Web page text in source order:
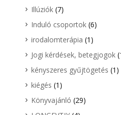
Illúziók(7)
Induló csoportok(6)
irodalomterápia (1)
Jogi kérdések, betegjogok
kényszeres gyűjtögetés (1)
kiégés (1)
Könyvajánló (29)